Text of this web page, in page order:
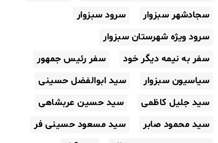
سجادشهر سبزوار
سرود سبزوار
سرود ویژه شهرستان سبزوار
سفر به نیمه دیگر خود
سفر رئیس جمهور
سیاسیون سبزوار
سید ابوالفضل حسینی
سید جلیل کاظمی
سید حسین عربشاهی
سید محمود صابر
سید مسعود حسینی فر